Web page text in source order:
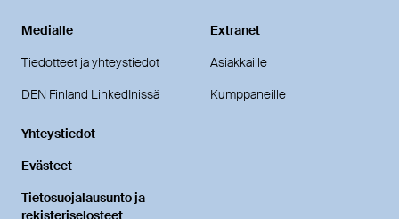
Medialle
Tiedotteet ja yhteystiedot
DEN Finland LinkedInissä
Extranet
Asiakkaille
Kumppaneille
Yhteystiedot
Evästeet
Tietosuojalausunto ja
rekisteriselosteet